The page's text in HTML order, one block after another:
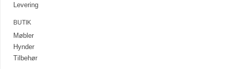
Levering
BUTIK
Møbler
Hynder
Tilbehør